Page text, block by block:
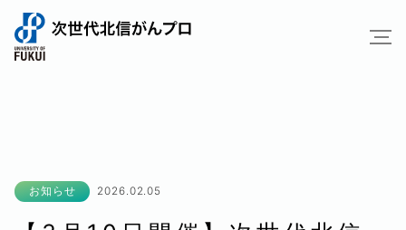
お知らせ 2026.02.05